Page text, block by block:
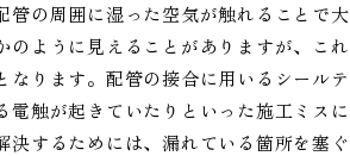
の周囲に湿った空気が触れることで大
ように見えることがありますが、これ
ります。配管の接合に用いるシールテ
触が起きていたりといった施工ミスに
するためには、漏れている箇所を塞ぐ